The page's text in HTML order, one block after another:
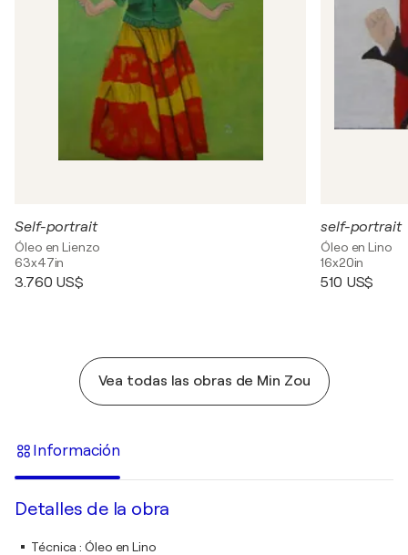
Self-portrait
Óleo en Lienzo
63x47in
3.760 US$
self-portrait
Óleo en Lino
16x20in
510 US$
Vea todas las obras de Min Zou
Información
Detalles de la obra
Técnica :Óleo en Lino